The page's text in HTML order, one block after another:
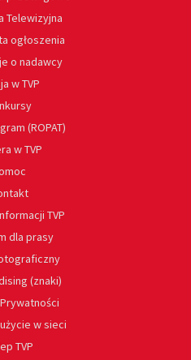
Telewizyjna
ogłoszenia
o nadawcy
w TVP
(ROPAT)
w TVP
TVP
dla prasy
(znaki)
w sieci
TVP